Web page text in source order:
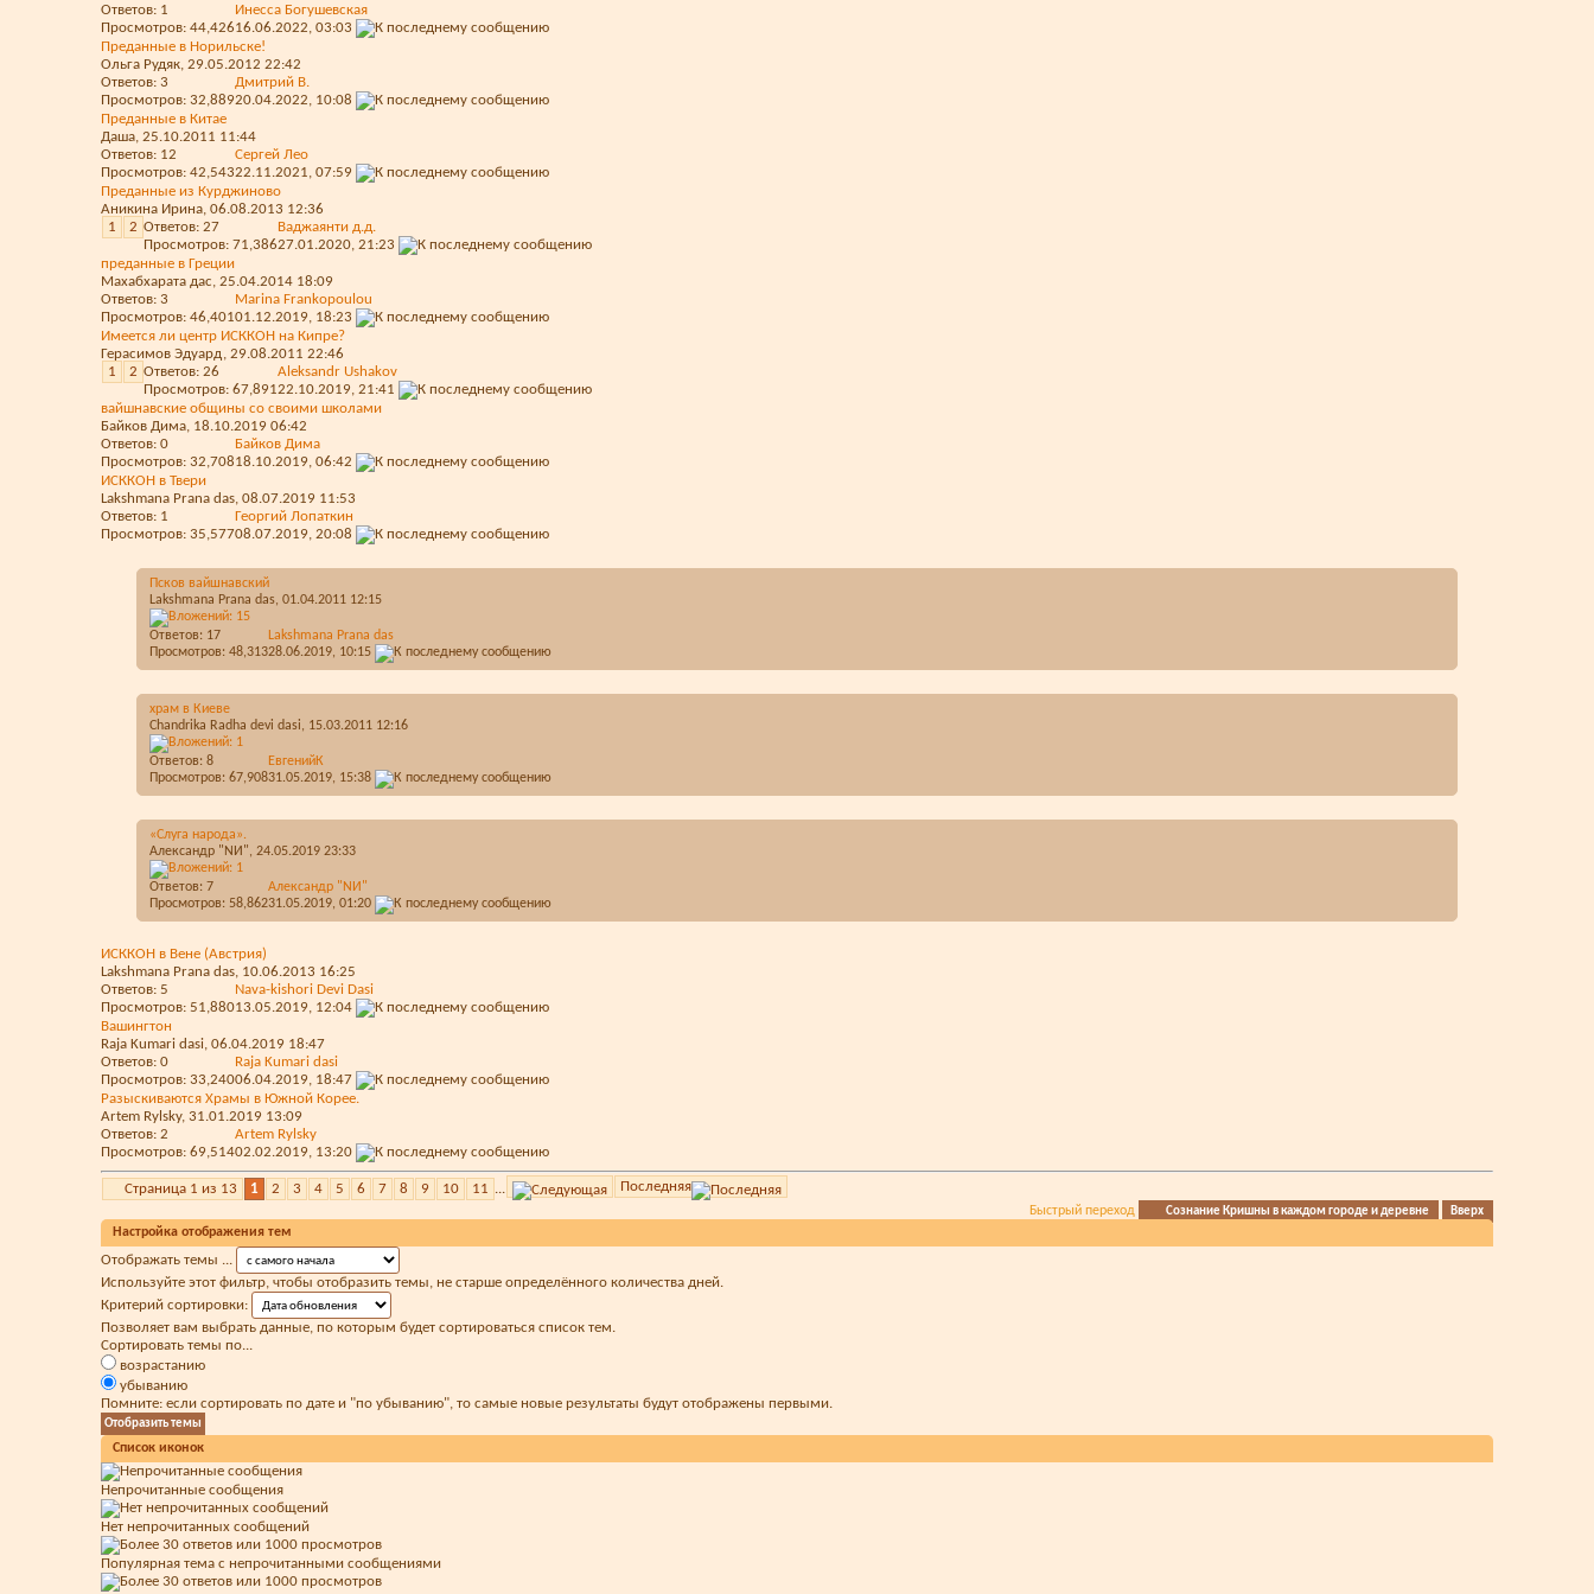
Ответов: 1
Просмотров: 44,426
Инесса Богушевская
16.06.2022, 03:03
Преданные в Норильске!
Ольга Рудяк, 29.05.2012 22:42
Ответов: 3
Просмотров: 32,889
Дмитрий В.
20.04.2022, 10:08
Преданные в Китае
Даша, 25.10.2011 11:44
Ответов: 12
Просмотров: 42,543
Сергей Лео
22.11.2021, 07:59
Преданные из Курджиново
Аникина Ирина, 06.08.2013 12:36
1
2 Ответов: 27
Просмотров: 71,386
Ваджаянти д.д.
27.01.2020, 21:23
преданные в Греции
Махабхарата дас, 25.04.2014 18:09
Ответов: 3
Просмотров: 46,401
Marina Frankopoulou
01.12.2019, 18:23
Имеется ли центр ИСККОН на Кипре?
Герасимов Эдуард, 29.08.2011 22:46
1
2 Ответов: 26
Просмотров: 67,891
Aleksandr Ushakov
22.10.2019, 21:41
вайшнавские общины со своими школами
Байков Дима, 18.10.2019 06:42
Ответов: 0
Просмотров: 32,708
Байков Дима
18.10.2019, 06:42
ИСККОН в Твери
Lakshmana Prana das, 08.07.2019 11:53
Ответов: 1
Просмотров: 35,577
Георгий Лопаткин
08.07.2019, 20:08
Псков вайшнавский
Lakshmana Prana das, 01.04.2011 12:15
Ответов: 17
Просмотров: 48,313
Lakshmana Prana das
28.06.2019, 10:15
храм в Киеве
Chandrika Radha devi dasi, 15.03.2011 12:16
Ответов: 8
Просмотров: 67,908
ЕвгенийК
31.05.2019, 15:38
«Слуга народа».
Александр "NИ", 24.05.2019 23:33
Ответов: 7
Просмотров: 58,862
Александр "NИ"
31.05.2019, 01:20
ИСККОН в Вене (Австрия)
Lakshmana Prana das, 10.06.2013 16:25
Ответов: 5
Просмотров: 51,880
Nava-kishori Devi Dasi
13.05.2019, 12:04
Вашингтон
Raja Kumari dasi, 06.04.2019 18:47
Ответов: 0
Просмотров: 33,240
Raja Kumari dasi
06.04.2019, 18:47
Разыскиваются Храмы в Южной Корее.
Artem Rylsky, 31.01.2019 13:09
Ответов: 2
Просмотров: 69,514
Artem Rylsky
02.02.2019, 13:20
Страница 1 из 13 1 2 3 4 5 6 7 8 9 10 11 ... Последняя
Быстрый переход Сознание Кришны в каждом городе и деревне Вверх
Настройка отображения тем
Отображать темы ...
Используйте этот фильтр, чтобы отобразить темы, не старше определённого количества дней.
Критерий сортировки:
Позволяет вам выбрать данные, по которым будет сортироваться список тем.
Сортировать темы по...
возрастанию
убыванию
Помните: если сортировать по дате и "по убыванию", то самые новые результаты будут отображены первыми.
Список иконок
Непрочитанные сообщения
Нет непрочитанных сообщений
Популярная тема с непрочитанными сообщениями